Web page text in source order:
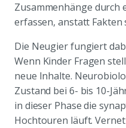
Zusammenhänge durch
erfassen, anstatt
Die Neugier fungiert
Wenn Kinder Fragen
neue Inhalte.
Zustand bei 6- bis 10-
in dieser Phase die
Hochtouren läuft.